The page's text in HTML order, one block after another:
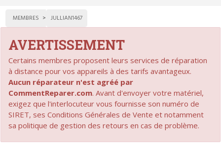
MEMBRES JULLIAN1467
AVERTISSEMENT
Certains membres proposent leurs services de réparation
à distance pour vos appareils à des tarifs avantageux.
Aucun réparateur n'est agréé par
CommentReparer.com. Avant d'envoyer votre matériel,
exigez que l'interlocuteur vous fournisse son numéro de
SIRET, ses Conditions Générales de Vente et notamment
sa politique de gestion des retours en cas de problème.